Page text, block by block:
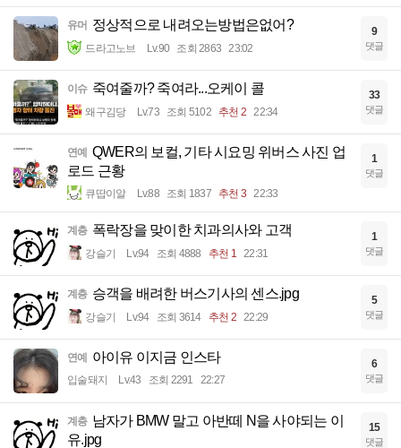
유머 정상적으로 내려오는방법은없어?
드라고노브 Lv.90 조회 2863 23:02
9
댓글
이슈 죽여줄까? 죽여라...오케이 콜
왜구김당 Lv.73 조회 5102 추천 2 22:34
33
댓글
연예 QWER의 보컬, 기타 시요밍 위버스 사진 업
로드 근황
큐땁이알 Lv.88 조회 1837 추천 3 22:33
1
댓글
계층 폭락장을 맞이한 치과의사와 고객
강슬기 Lv.94 조회 4888 추천 1 22:31
1
댓글
계층 승객을 배려한 버스기사의 센스.jpg
강슬기 Lv.94 조회 3614 추천 2 22:29
5
댓글
연예 아이유 이지금 인스타
입술돼지 Lv.43 조회 2291 22:27
6
댓글
계층 남자가 BMW 말고 아반떼 N을 사야되는 이
유.jpg
15
댓글